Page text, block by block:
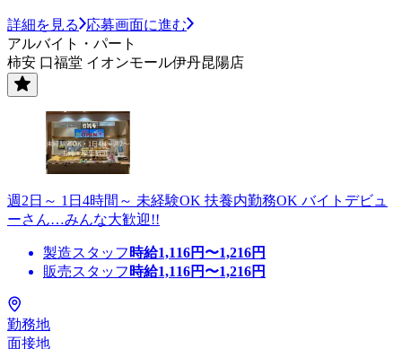
詳細を見る
応募画面に進む
アルバイト・パート
柿安 口福堂 イオンモール伊丹昆陽店
週2日～ 1日4時間～ 未経験OK 扶養内勤務OK バイトデビュ
ーさん…みんな大歓迎!!
製造スタッフ 時給1,116円〜1,216円
販売スタッフ 時給1,116円〜1,216円
勤務地
面接地